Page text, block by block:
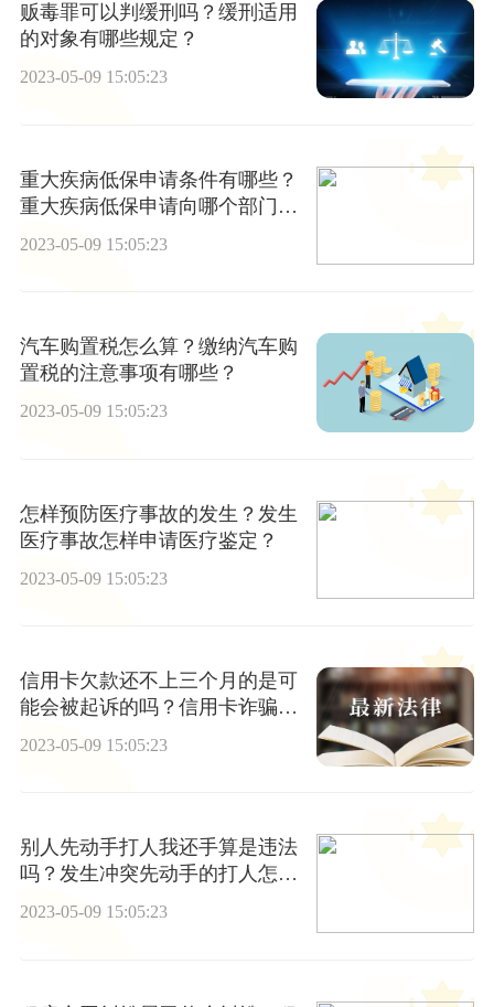
贩毒罪可以判缓刑吗？缓刑适用
的对象有哪些规定？
2023-05-09 15:05:23
重大疾病低保申请条件有哪些？
重大疾病低保申请向哪个部门申
2023-05-09 15:05:23
汽车购置税怎么算？缴纳汽车购
置税的注意事项有哪些？
2023-05-09 15:05:23
怎样预防医疗事故的发生？发生
医疗事故怎样申请医疗鉴定？
2023-05-09 15:05:23
信用卡欠款还不上三个月的是可
能会被起诉的吗？信用卡诈骗罪
2023-05-09 15:05:23
别人先动手打人我还手算是违法
吗？发生冲突先动手的打人怎么
判？
2023-05-09 15:05:23